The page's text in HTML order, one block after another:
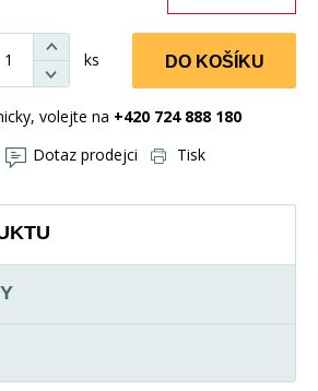
ks DO KOŠÍKU
volejte na +420 724 888 180
Dotaz prodejci Tisk